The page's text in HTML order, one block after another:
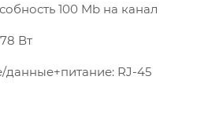
100 Mb на канал
Вт
RJ-45